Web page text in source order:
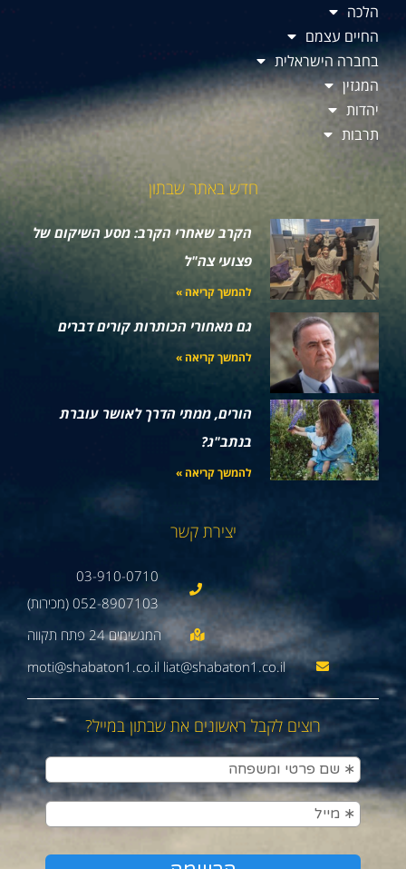
הלכה
החיים עצמם
בחברה הישראלית
המגזין
יהדות
תרבות
חדש באתר שבתון
הקרב שאחרי הקרב: מסע השיקום של
פצועי צה"ל
להמשך קריאה »
גם מאחורי הכותרות קורים דברים
להמשך קריאה »
הורים, ממתי הדרך לאושר עוברת
בנתב"ג?
להמשך קריאה »
יצירת קשר
03-910-0710
052-8907103 (מכירות)
moti@shabaton1.co.il liat@shabaton1.co.il
רוצים לקבל ראשונים את שבתון במייל?